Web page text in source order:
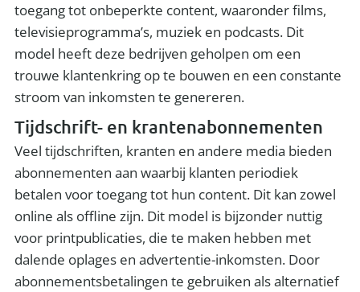
toegang tot onbeperkte content, waaronder films,
televisieprogramma’s, muziek en podcasts. Dit
model heeft deze bedrijven geholpen om een
trouwe klantenkring op te bouwen en een constante
stroom van inkomsten te genereren.
Tijdschrift- en krantenabonnementen
Veel tijdschriften, kranten en andere media bieden
abonnementen aan waarbij klanten periodiek
betalen voor toegang tot hun content. Dit kan zowel
online als offline zijn. Dit model is bijzonder nuttig
voor printpublicaties, die te maken hebben met
dalende oplages en advertentie-inkomsten. Door
abonnementsbetalingen te gebruiken als alternatief